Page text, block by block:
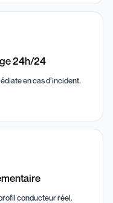
24h/24
en cas d’incident.
conducteur réel.